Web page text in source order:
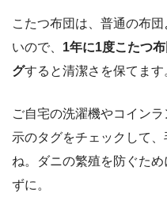
こたつ布団は、普通の布
いので、 1年に1度こたつ
グすると清潔さを保てます
ご自宅の洗濯機やコイン
示のタグをチェックして
ね。ダニの繁殖を防ぐた
ずに。